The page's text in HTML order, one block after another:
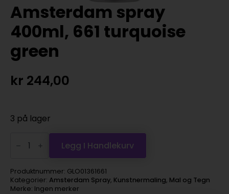
Amsterdam spray
400ml, 661 turquoise
green
kr 244,00
3 på lager
Amsterdam
spray
400ml,
turquoise
green
antall
Legg I Handlekurv
Produktnummer: GLO01361661
Kategorier: Amsterdam Spray, Kunstnermaling, Mal og Tegn
Merke: Ingen merker